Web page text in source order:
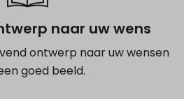
naar uw wens
ontwerp naar uw wensen
goed beeld.